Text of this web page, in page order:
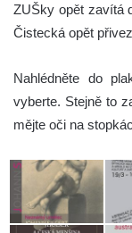
ZUŠky opět zavítá
Čistecká opět
Nahlédněte do
vyberte. Stejně to
mějte oči na